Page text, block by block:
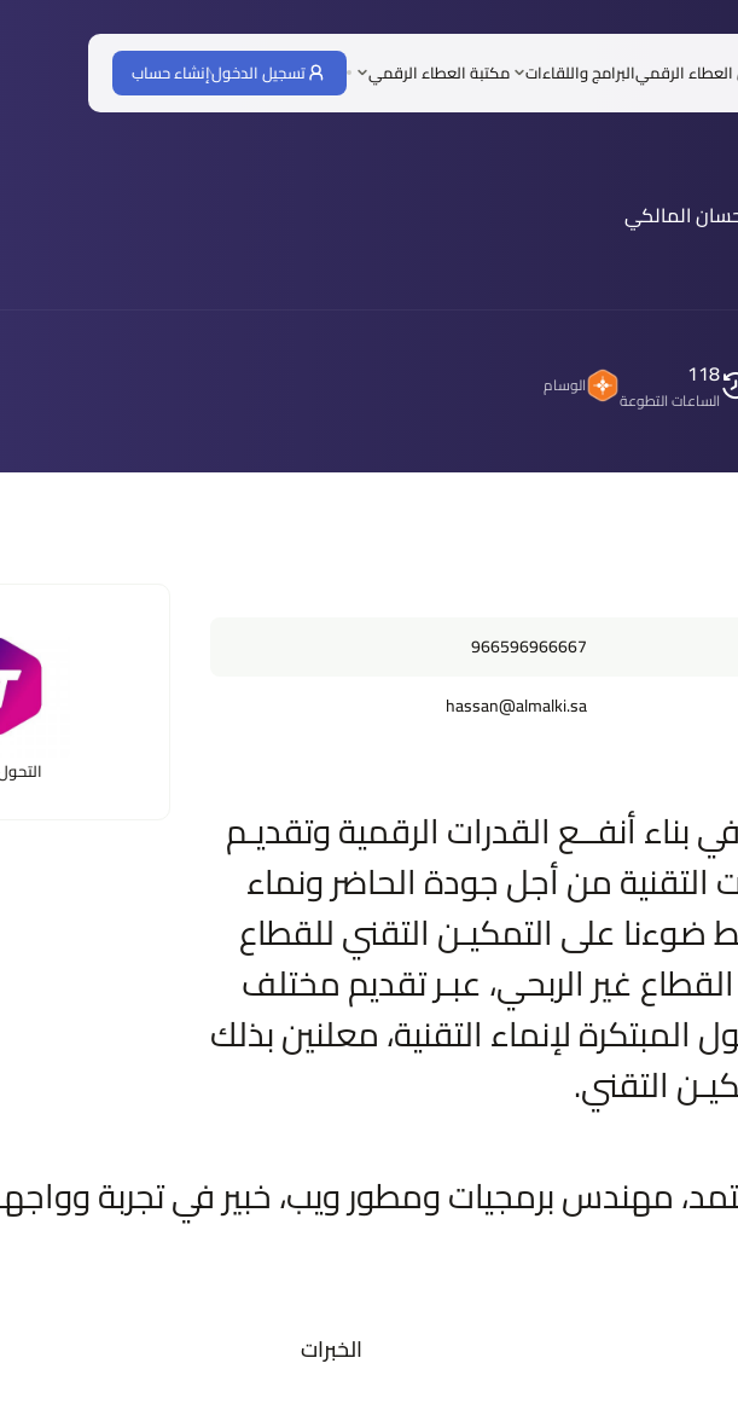
الرقميالبرامج واللقاءات مكتبة العطاء الرقمي تسجيل الدخولإنشاء حساب
المالكي
118
الساعات التطوعة
الوسام
966596966667
hassan@almalki.sa
أنفــع القدرات الرقمية وتقديـم
التقنية من أجل جودة الحاضر ونماء
ضوءنا على التمكيـن التقني للقطاع
القطاع غير الربحي، عبـر تقديم مختلف
المبتكرة لإنماء التقنية، معلنين بذلك
التقني.
مهندس برمجيات ومطور ويب، خبير في تجربة
الخبرات